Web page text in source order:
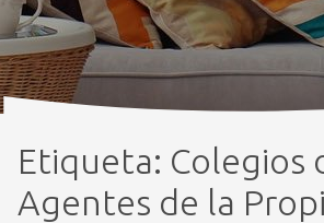
Etiqueta: Colegios
Agentes de la